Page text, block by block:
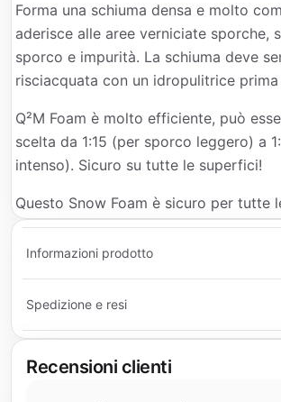
Forma una schiuma densa e molto
aderisce alle aree verniciate sporche,
sporco e impurità. La schiuma deve
risciacquata con un idropulitrice prima
Q²M Foam è molto efficiente, può
scelta da 1:15 (per sporco leggero) a
intenso). Sicuro su tutte le superfici!
Questo Snow Foam è sicuro per tutte
Informazioni prodotto
Spedizione e resi
Recensioni clienti